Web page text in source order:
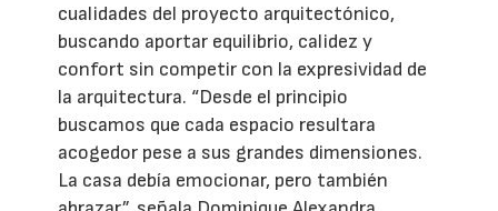
cualidades del proyecto arquitectónico,
buscando aportar equilibrio, calidez y
confort sin competir con la expresividad de
la arquitectura. “Desde el principio
buscamos que cada espacio resultara
acogedor pese a sus grandes dimensiones.
La casa debía emocionar, pero también